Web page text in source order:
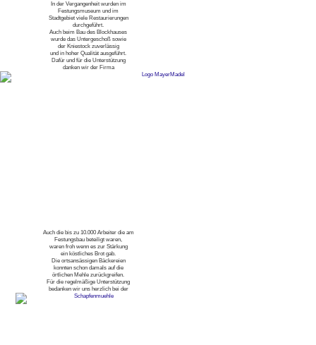
In der Vergangenheit wurden im
Festungsmuseum und im
Stadtgebiet viele Restaurierungen
durchgeführt.
Auch beim Bau des Blockhauses
wurde das Untergeschoß sowie
der Kniestock zuverlässig
und in hoher Qualität ausgeführt.
Dafür und für die Unterstützung
danken wir der Firma
Auch die bis zu 10.000 Arbeiter die am
Festungsbau beteiligt waren,
waren froh wenn es zur Stärkung
ein köstliches Brot gab.
Die ortsansässigen Bäckereien
konnten schon damals auf die
örtlichen Mehle zurückgreifen.
Für die regelmäßige Unterstützung
bedanken wir uns herzlich bei der